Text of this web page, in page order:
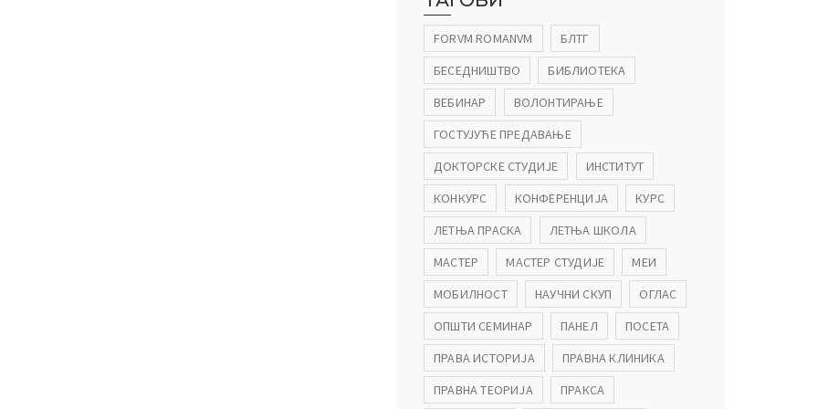
FORVM ROMANVM
БЛТГ
БЕСЕДНИШТВО
БИБЛИОТЕКА
ВЕБИНАР
ВОЛОНТИРАЊЕ
ГОСТУЈУЋЕ ПРЕДАВАЊЕ
ДОКТОРСКЕ СТУДИЈЕ
ИНСТИТУТ
КОНКУРС
КОНФЕРЕНЦИЈА
КУРС
ЛЕТЊА ПРАСКА
ЛЕТЊА ШКОЛА
МАСТЕР
МАСТЕР СТУДИЈЕ
МЕИ
МОБИЛНОСТ
НАУЧНИ СКУП
ОГЛАС
ОПШТИ СЕМИНАР
ПАНЕЛ
ПОСЕТА
ПРАВА ИСТОРИЈА
ПРАВНА КЛИНИКА
ПРАВНА ТЕОРИЈА
ПРАКСА